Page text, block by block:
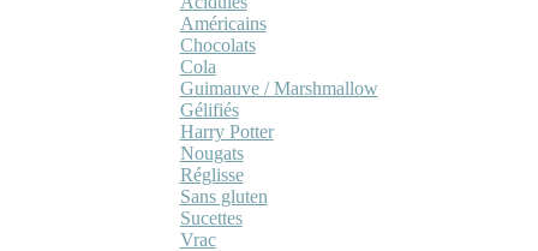
Américains
Chocolats
Cola
Guimauve / Marshmallow
Gélifiés
Harry Potter
Nougats
Réglisse
Sans gluten
Sucettes
Vrac